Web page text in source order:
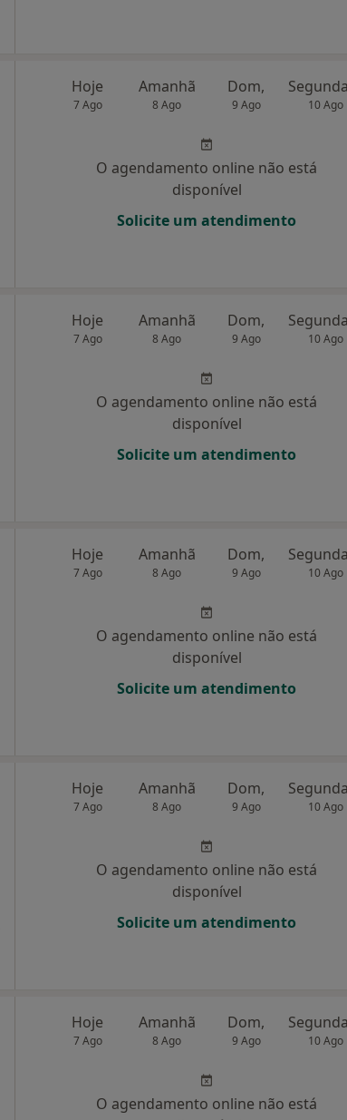
Hoje
7 Ago
Amanhã
8 Ago
Dom,
9 Ago 10 Ago
O agendamento online não está
disponível
Solicite um atendimento
Hoje
7 Ago
Amanhã
8 Ago
Dom,
9 Ago 10 Ago
O agendamento online não está
disponível
Solicite um atendimento
Hoje
7 Ago
Amanhã
8 Ago
Dom,
9 Ago 10 Ago
O agendamento online não está
disponível
Solicite um atendimento
Hoje
7 Ago
Amanhã
8 Ago
Dom,
9 Ago 10 Ago
O agendamento online não está
disponível
Solicite um atendimento
Hoje
7 Ago
Amanhã
8 Ago
Dom,
9 Ago 10 Ago
O agendamento online não está